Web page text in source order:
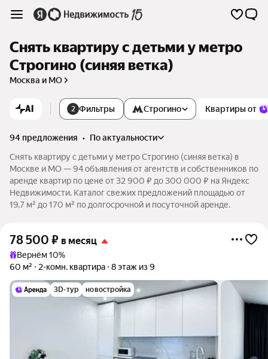
Снять квартиру с детьми у метро
Строгино (синяя ветка)
Москва и МО
AI 2 Фильтры Квартиры от
Строгино
94 предложения •
по актуальности
Снять квартиру с детьми у метро Строгино (синяя ветка) в
Москве и МО — 94 объявления от агентств и собственников по
аренде квартир по цене от 32 900 ₽ до 300 000 ₽ на Яндекс
Недвижимости. Каталог свежих предложений площадью от
19,7 м² до 170 м² по долгосрочной и посуточной аренде.
78 500 ₽ в месяц
Вернём 10%
60 м²
2-комн. квартира 8 этаж из 9
3D-тур новостройка